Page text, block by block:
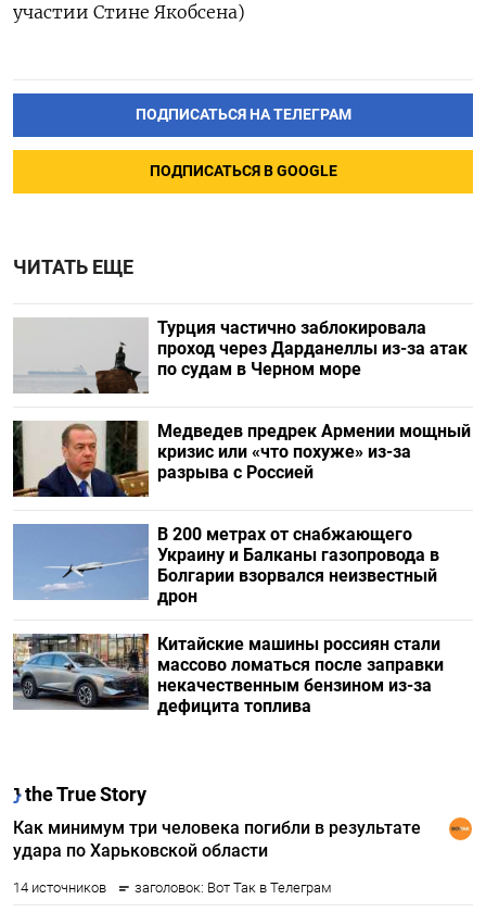
участии Стине Якобсена)
ПОДПИСАТЬСЯ НА ТЕЛЕГРАМ
ПОДПИСАТЬСЯ В GOOGLE
ЧИТАТЬ ЕЩЕ
Турция частично заблокировала
проход через Дарданеллы из-за атак
по судам в Черном море
Медведев предрек Армении мощный
кризис или «что похуже» из-за
разрыва с Россией
В 200 метрах от снабжающего
Украину и Балканы газопровода в
Болгарии взорвался неизвестный
дрон
Китайские машины россиян стали
массово ломаться после заправки
некачественным бензином из-за
дефицита топлива